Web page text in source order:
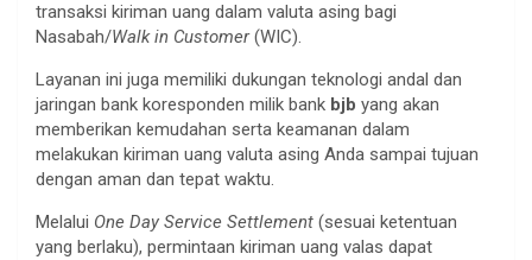
transaksi kiriman uang dalam valuta asing bagi
Nasabah/Walk in Customer(WIC).
Layanan ini juga memiliki dukungan teknologi andal dan
jaringan bank koresponden milik bank bjb yang akan
memberikan kemudahan serta keamanan dalam
melakukan kiriman uang valuta asing Anda sampai tujuan
dengan aman dan tepat waktu.
Melalui One Day Service Settlement (sesuai ketentuan
yang berlaku), permintaan kiriman uang valas dapat